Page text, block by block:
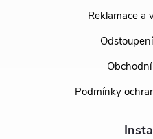
Reklamace a
Podmínky